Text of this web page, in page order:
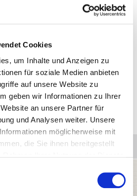
Cookies
um Inhalte und Anzeigen zu
für soziale Medien anbieten
auf unsere Website zu
geben wir Informationen zu Ihrer
an unsere Partner für
und Analysen weiter. Unsere
möglicherweise mit
die Sie ihnen bereitgestellt
sind ein kostenloser Service der
keine Haftung für Schäden
der Befolgung der hier gemachten
Das Eintragen in den Newsletter